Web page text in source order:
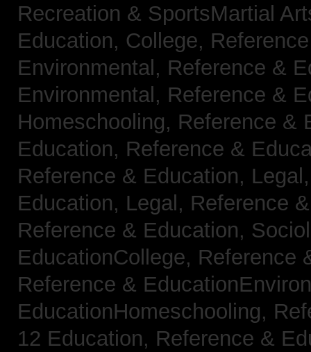
Recreation & SportsMartial
Education, College,
Environmental, Reference &
Environmental, Reference &
Homeschooling, Reference &
Education, Reference &
Reference & Education,
Education, Legal, Reference
Reference & Education,
EducationCollege, Reference
Reference &
EducationHomeschooling,
12 Education, Reference &